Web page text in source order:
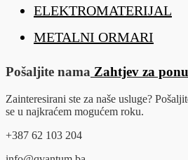
ELEKTROMATERIJAL
METALNI ORMARI
Pošaljite nama Zahtjev za
Zainteresirani ste za naše usluge?
se u najkraćem mogućem roku.
+387 62 103 204